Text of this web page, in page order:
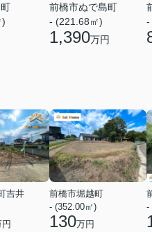
前橋市ぬで島町
- (221.68㎡)
1,390万円
-
吉井
前橋市堀越町
- (352.00㎡)
130万円
-